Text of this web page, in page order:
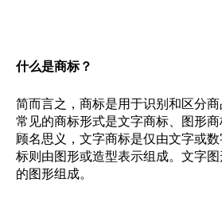
什么是商标？
简而言之，商标是用于识别和区分
常见的商标形式是文字商标、图形商
顾名思义，文字商标是仅由文字或
标则由图形或造型表示组成。文字
的图形组成。